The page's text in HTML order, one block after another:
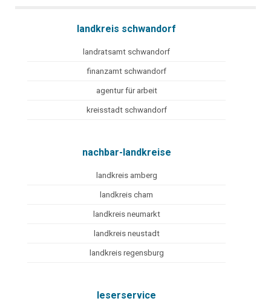
landkreis schwandorf
landratsamt schwandorf
finanzamt schwandorf
agentur für arbeit
kreisstadt schwandorf
nachbar-landkreise
landkreis amberg
landkreis cham
landkreis neumarkt
landkreis neustadt
landkreis regensburg
leserservice